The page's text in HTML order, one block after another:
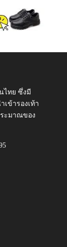
ไทย ซึ่งมี
ข้ารองเท้า
ะมาณของ